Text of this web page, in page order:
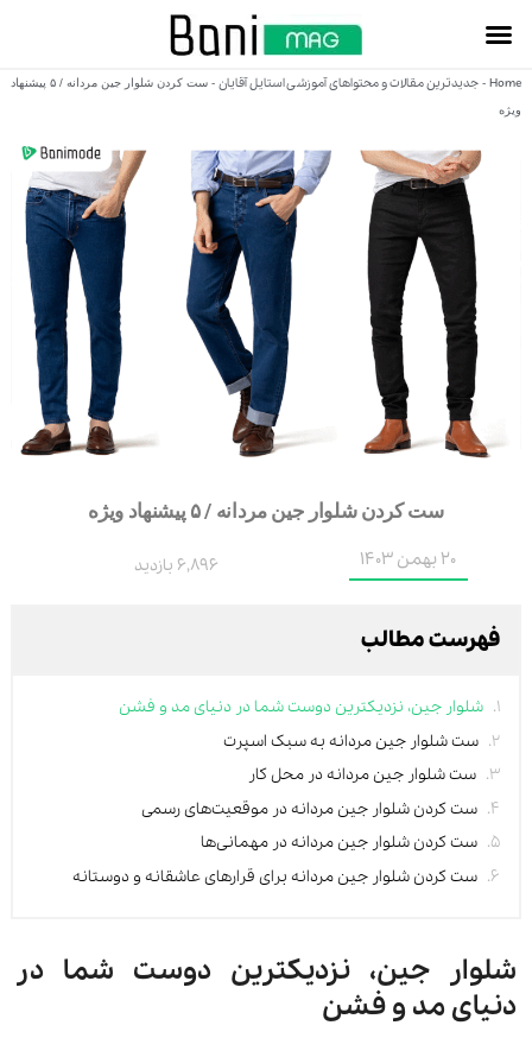
Home
- جدیدترین مقالات و محتواهای آموزشی استایل آقایان- ست کردن شلوار جین مردانه / ۵ پیشنهاد
ویژه
ست کردن شلوار جین مردانه / ۵ پیشنهاد ویژه
20 بهمن 1403 6,896 بازدید
فهرست مطالب
شلوار جین، نزدیکترین دوست شما در دنیای مد و فشن
ست شلوار جین مردانه به سبک اسپرت
ست شلوار جین مردانه در محل کار
ست کردن شلوار جین مردانه در موقعیت‌های رسمی
ست کردن شلوار جین مردانه در مهمانی‌ها
ست کردن شلوار جین مردانه برای قرارهای عاشقانه و دوستانه
شلوار جین، نزدیکترین دوست شما در
دنیای مد و فشن